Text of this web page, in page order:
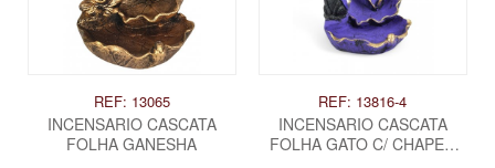
REF: 13065
INCENSARIO CASCATA
FOLHA GANESHA
REF: 13816-4
INCENSARIO CASCATA
FOLHA GATO C/ CHAPEU